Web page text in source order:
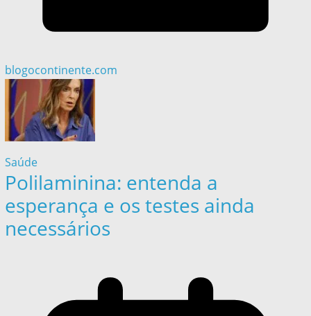
blogocontinente.com
Saúde
Polilaminina: entenda a
esperança e os testes ainda
necessários